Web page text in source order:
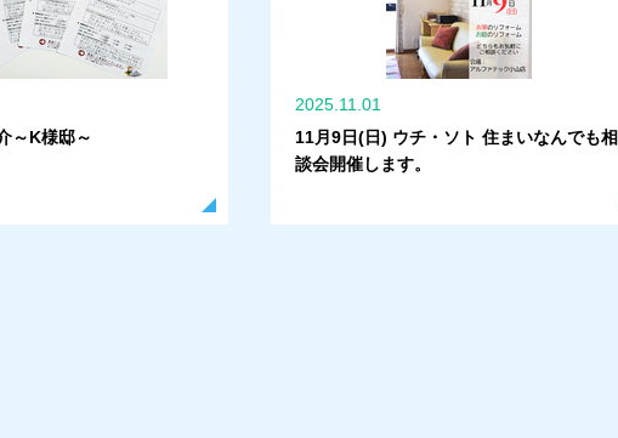
～K様邸～
2025.11.01
11月9日(日) ウチ・ソト 住まいなんでも相
談会開催します。